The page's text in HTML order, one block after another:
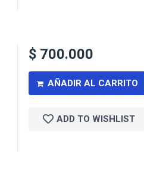
$ 700.000
AÑADIR AL CARRITO
ADD TO WISHLIST